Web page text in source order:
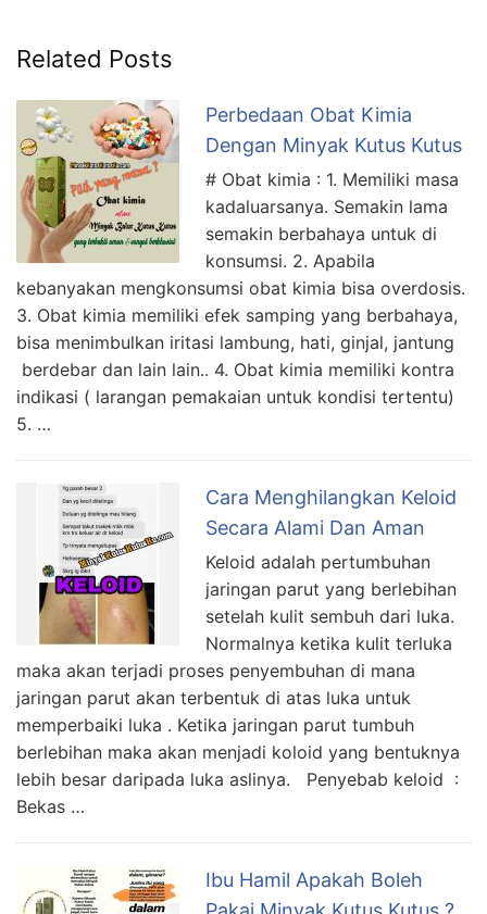
Related Posts
Perbedaan Obat Kimia
Dengan Minyak Kutus Kutus
# Obat kimia : 1. Memiliki masa
kadaluarsanya. Semakin lama
semakin berbahaya untuk di
konsumsi. 2. Apabila
kebanyakan mengkonsumsi obat kimia bisa overdosis.
3. Obat kimia memiliki efek samping yang berbahaya,
bisa menimbulkan iritasi lambung, hati, ginjal, jantung
berdebar dan lain lain.. 4. Obat kimia memiliki kontra
indikasi ( larangan pemakaian untuk kondisi tertentu)
5. …
Cara Menghilangkan Keloid
Secara Alami Dan Aman
Keloid adalah pertumbuhan
jaringan parut yang berlebihan
setelah kulit sembuh dari luka.
Normalnya ketika kulit terluka
maka akan terjadi proses penyembuhan di mana
jaringan parut akan terbentuk di atas luka untuk
memperbaiki luka . Ketika jaringan parut tumbuh
berlebihan maka akan menjadi koloid yang bentuknya
lebih besar daripada luka aslinya. Penyebab keloid :
Bekas …
Ibu Hamil Apakah Boleh